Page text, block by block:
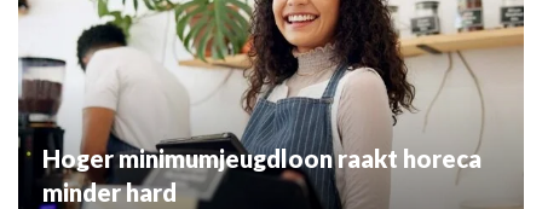
Hoger minimumjeugdloon raakt horeca
minder hard